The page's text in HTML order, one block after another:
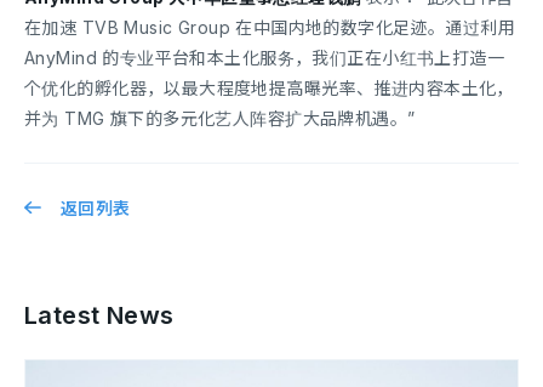
在加速 TVB Music Group 在中国内地的数字化足迹。通过利用
AnyMind 的专业平台和本土化服务，我们正在小红书上打造一
个优化的孵化器，以最大程度地提高曝光率、推进内容本土化，
并为 TMG 旗下的多元化艺人阵容扩大品牌机遇。”
返回列表
Latest News